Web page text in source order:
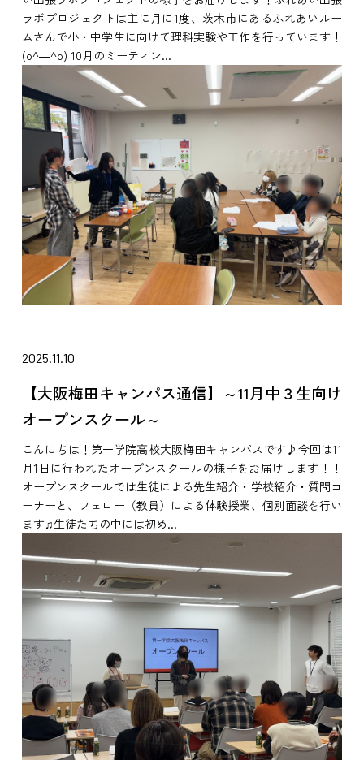
ラボプロジェクトは主に月に1度、茨木市にあるふれあいルー
ムさんで小・中学生に向けて理科実験や工作を行っています！
(o^―^o) 10月のミーティン...
2025.11.10
【大阪梅田キャンパス通信】～11月中３生向け
オープンスクール～
こんにちは！第一学院高校大阪梅田キャンパスです♪今回は11
月1日に行われたオープンスクールの様子をお届けします！！
オープンスクールでは生徒による先生紹介・学校紹介・質問コ
ーナーと、フェロー（教員）による体験授業、個別面談を行い
ます♫生徒たちの中には初め...